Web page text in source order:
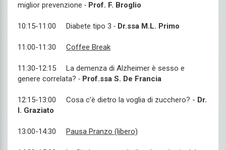
miglior prevenzione - Prof. F. Broglio
10:15-11:00 Diabete tipo 3 - Dr.ssa M.L. Primo
11:00-11:30 Coffee Break
11:30-12:15 La demenza di Alzheimer è sesso e
genere correlata? - Prof.ssa S. De Francia
12:15-13:00 Cosa c’è dietro la voglia di zucchero? - Dr.
I. Graziato
13:00-14:30 Pausa Pranzo (libero)